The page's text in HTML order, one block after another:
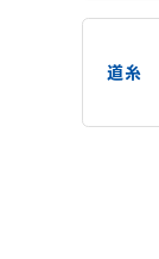
道糸